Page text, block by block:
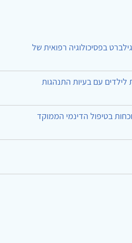
בפסיכולוגיה רפואית של
עם בעיות התנהגות
בטיפול הדינמי הממוקד